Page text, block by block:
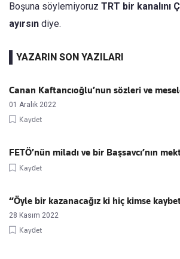
Boşuna söylemiyoruz TRT bir kanalını
ayırsın diye.
YAZARIN SON YAZILARI
Canan Kaftancıoğlu’nun sözleri ve
01 Aralık 2022
Kaydet
FETÖ’nün miladı ve bir Başsavcı’nın
Kaydet
“Öyle bir kazanacağız ki hiç kimse
28 Kasım 2022
Kaydet